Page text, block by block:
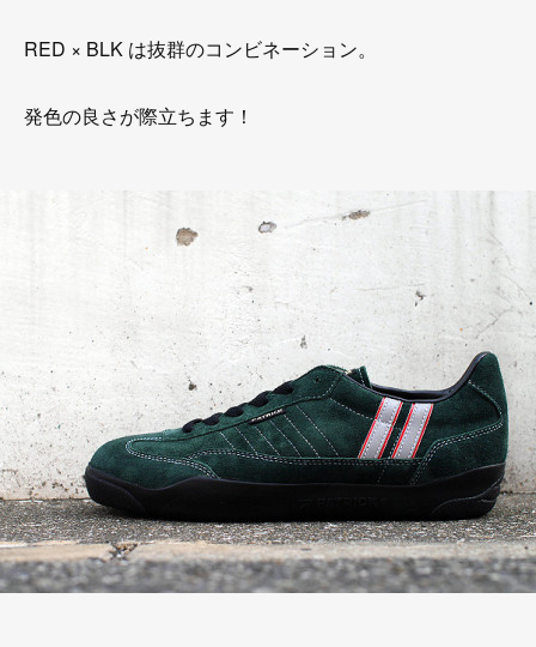
RED × BLK は抜群のコンビネーション。
発色の良さが際立ちます！